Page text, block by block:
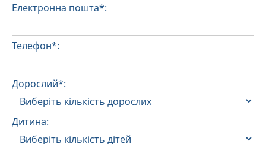
Електронна пошта*:
Телефон*:
Дорослий*:
Дитина: